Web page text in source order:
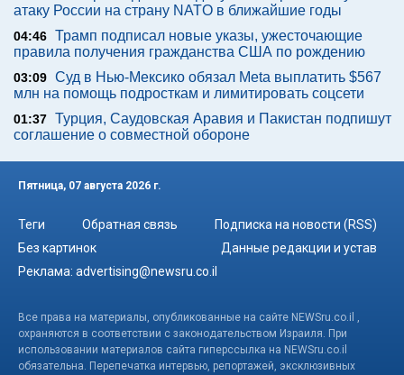
атаку России на страну NATO в ближайшие годы
04:46 Трамп подписал новые указы, ужесточающие
правила получения гражданства США по рождению
03:09 Суд в Нью-Мексико обязал Meta выплатить $567
млн на помощь подросткам и лимитировать соцсети
01:37 Турция, Саудовская Аравия и Пакистан подпишут
соглашение о совместной обороне
Пятница, 07 августа 2026 г.
Теги Обратная связь
Подписка на новости (RSS)
Без картинок
Данные редакции и устав
Реклама: advertising@newsru.co.il
Все права на материалы, опубликованные на сайте NEWSru.co.il ,
охраняются в соответствии с законодательством Израиля. При
использовании материалов сайта гиперссылка на NEWSru.co.il
обязательна. Перепечатка интервью, репортажей, эксклюзивных